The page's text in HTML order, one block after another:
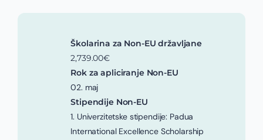
Školarina za Non-EU državljane
2,739.00€
Rok za apliciranje Non-EU
02. maj
Stipendije Non-EU
1. Univerzitetske stipendije: Padua
International Excellence Scholarship